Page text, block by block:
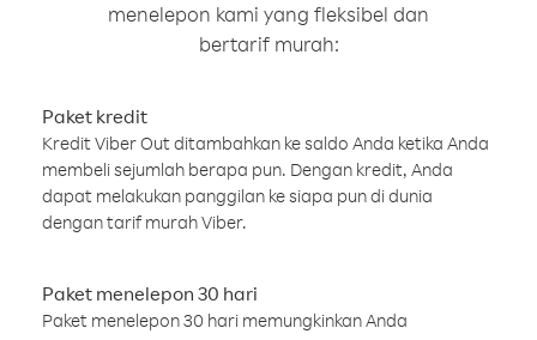
menelepon kami yang fleksibel dan
bertarif murah:
Paket kredit
Kredit Viber Out ditambahkan ke saldo Anda ketika Anda
membeli sejumlah berapa pun. Dengan kredit, Anda
dapat melakukan panggilan ke siapa pun di dunia
dengan tarif murah Viber.
Paket menelepon 30 hari
Paket menelepon 30 hari memungkinkan Anda